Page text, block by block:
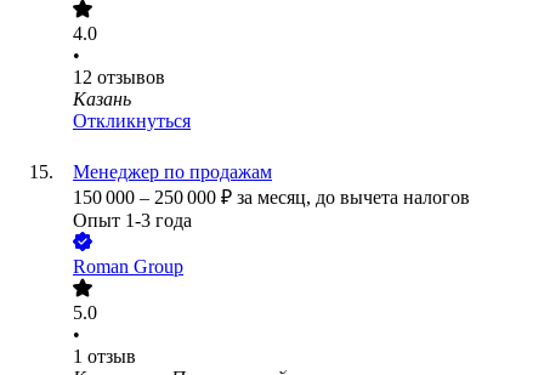
4.0
•
12 отзывов
Казань
Откликнуться
Менеджер по продажам
150 000 – 250 000 ₽ за месяц, до вычета налогов
Опыт 1-3 года
Roman Group
5.0
•
1 отзыв